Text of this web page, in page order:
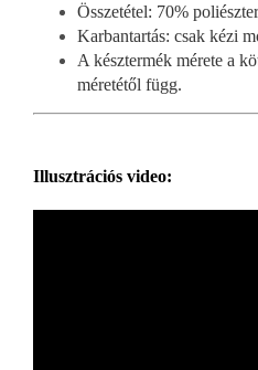
Összetétel: 70%
Karbantartás: csak kézi
A késztermék mérete a
méretétől függ.
Illusztrációs video: